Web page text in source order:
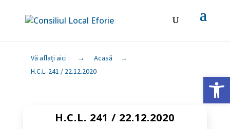
Deschide
Vă aflați aici : → Acasă
→
H.C.L. 241 / 22.12.2020
H.C.L. 241 / 22.12.2020